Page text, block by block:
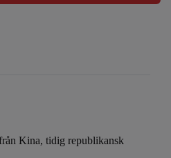
Kina, tidig republikansk